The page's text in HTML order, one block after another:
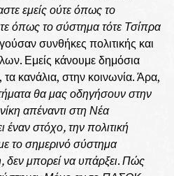
εμείς ούτε όπως το
όπως το σύστημα τότε Τσίπρα
συνθήκες πολιτικής και
Εμείς κάνουμε δημόσια
κανάλια, στην κοινωνία. Άρα,
θα μας οδηγήσουν στην
απέναντι στη Νέα
έναν στόχο, την πολιτική
το σημερινό σύστημα
δεν μπορεί να υπάρξει.Πώς